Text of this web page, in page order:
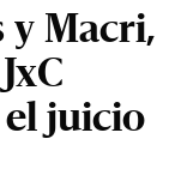
y Macri,
juicio